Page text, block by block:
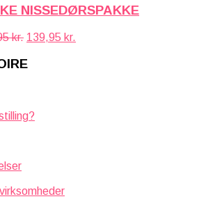
NISSEDØRSPAKKE
kr. Den
pris
139,95 kr.